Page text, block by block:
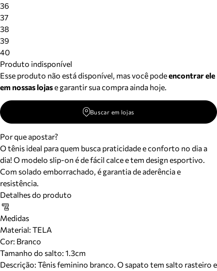
36
37
38
39
40
Produto indisponível
Esse produto não está disponível, mas você podeencontrar ele
em nossas lojase garantir sua compra ainda hoje.
Buscar em lojas
Por que apostar?
O tênis ideal para quem busca praticidade e conforto no dia a
dia! O modelo slip-on é de fácil calce e tem design esportivo.
Com solado emborrachado, é garantia de aderência e
resistência.
Detalhes do produto
Medidas
Material: TELA
Cor: Branco
Tamanho do salto: 1.3cm
Descrição: Tênis feminino branco. O sapato tem salto rasteiro e